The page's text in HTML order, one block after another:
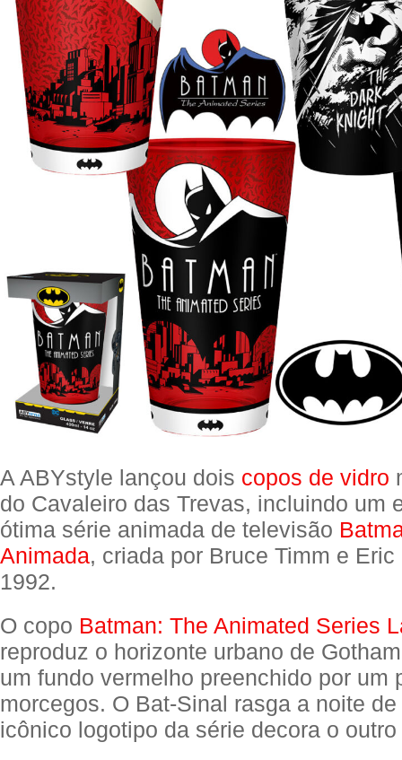
A ABYstyle lançou dois copos de vidro
do Cavaleiro das Trevas, incluindo um
ótima série animada de televisão
Animada, criada por Bruce Timm e
1992.
O copo Batman: The Animated Series
reproduz o horizonte urbano de
um fundo vermelho preenchido por um
morcegos. O Bat-Sinal rasga a noite
icônico logotipo da série decora o